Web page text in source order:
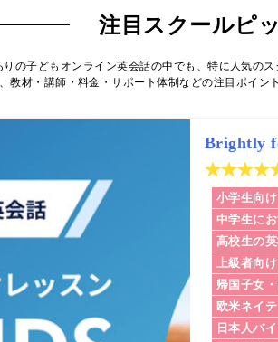
注目スクールピ
りの子どもオンライン英会話の中でも、特に人気の
教材・講師・料金・サポート体制などの注目ポイン
Brightly
小学生向
中学生に
高校生の
上級者向
帰国子女
欧米ネイ
日本人バ